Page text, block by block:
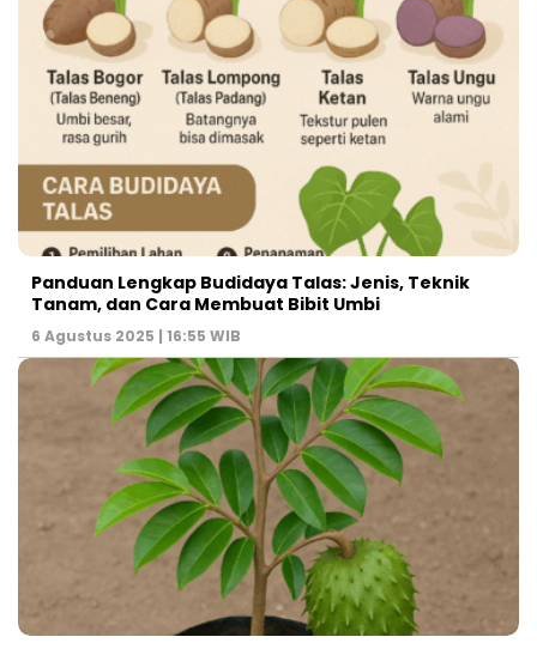
Panduan Lengkap Budidaya Talas: Jenis, Teknik
Tanam, dan Cara Membuat Bibit Umbi
6 Agustus 2025 | 16:55 WIB